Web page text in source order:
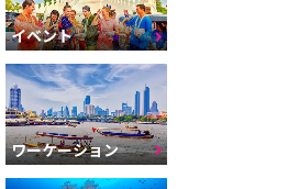
イベント
ワーケーション